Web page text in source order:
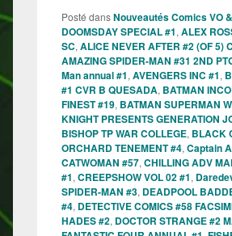
Posté dansNouveautés Comics VO
DOOMSDAY SPECIAL #1, ALEX
SC, ALICE NEVER AFTER #2 (OF 5)
AMAZING SPIDER-MAN #31 2ND
Man annual #1, AVENGERS INC #1,
#1 CVR B QUESADA, BATMAN
FINEST #19, BATMAN SUPERMAN
KNIGHT PRESENTS GENERATION
BISHOP TP WAR COLLEGE, BLACK
ORCHARD TENEMENT #4, Captain
CATWOMAN #57, CHILLING ADV
#1, CREEPSHOW VOL 02 #1,
SPIDER-MAN #3, DEADPOOL
#4, DETECTIVE COMICS #58
HADES #2, DOCTOR STRANGE #2